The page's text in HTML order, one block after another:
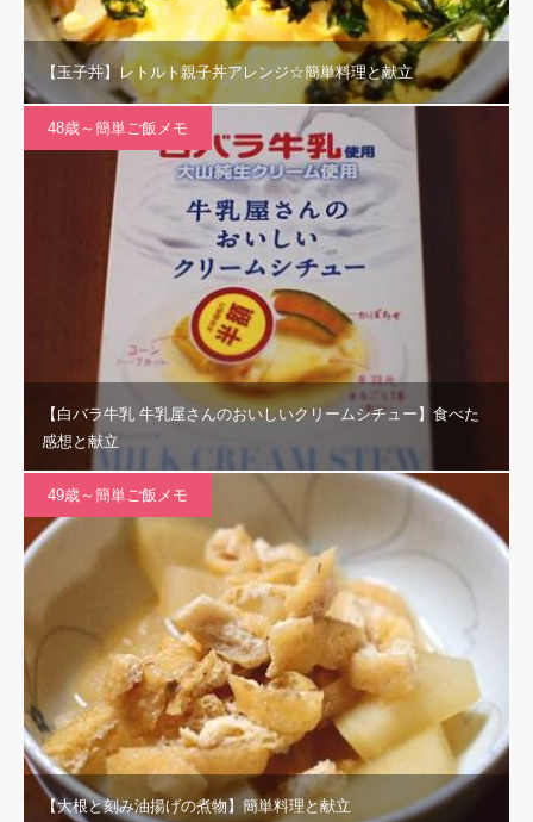
【玉子丼】レトルト親子丼アレンジ☆簡単料理と献立
48歳～簡単ご飯メモ
【白バラ牛乳 牛乳屋さんのおいしいクリームシチュー】食べた
感想と献立
49歳～簡単ご飯メモ
【大根と刻み油揚げの煮物】簡単料理と献立